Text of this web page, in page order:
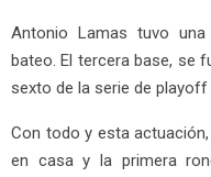
Antonio Lamas tuvo
bateo. El tercera base, se
sexto de la serie de
Con todo y esta
en casa y la primera